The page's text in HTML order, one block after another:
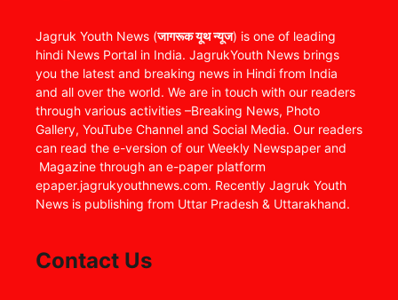
Jagruk Youth News (जागरूक यूथ न्यूज) is one of leading
hindi News Portal in India. JagrukYouth News brings
you the latest and breaking news in Hindi from India
and all over the world. We are in touch with our readers
through various activities –Breaking News, Photo
Gallery, YouTube Channel and Social Media. Our readers
can read the e-version of our Weekly Newspaper and
Magazine through an e-paper platform
epaper.jagrukyouthnews.com. Recently Jagruk Youth
News is publishing from Uttar Pradesh & Uttarakhand.
Contact Us